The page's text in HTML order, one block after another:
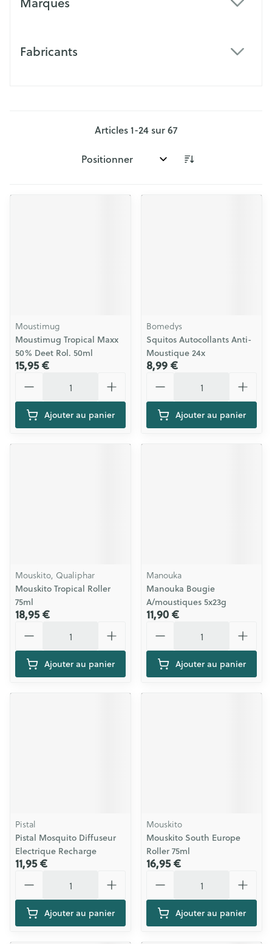
Fabricants
Articles1-24sur67
Trier par:
Moustimug
Moustimug Tropical Maxx
50% Deet Rol. 50ml
15,95 €
Ajouter au panier
Bomedys
Squitos Autocollants Anti-
Moustique 24x
8,99 €
Ajouter au panier
Mouskito, Qualiphar
Mouskito Tropical Roller
75ml
18,95 €
Ajouter au panier
Manouka
Manouka Bougie
A/moustiques 5x23g
11,90 €
Ajouter au panier
Pistal
Pistal Mosquito Diffuseur
Electrique Recharge
11,95 €
Ajouter au panier
Mouskito
Mouskito South Europe
Roller 75ml
16,95 €
Ajouter au panier